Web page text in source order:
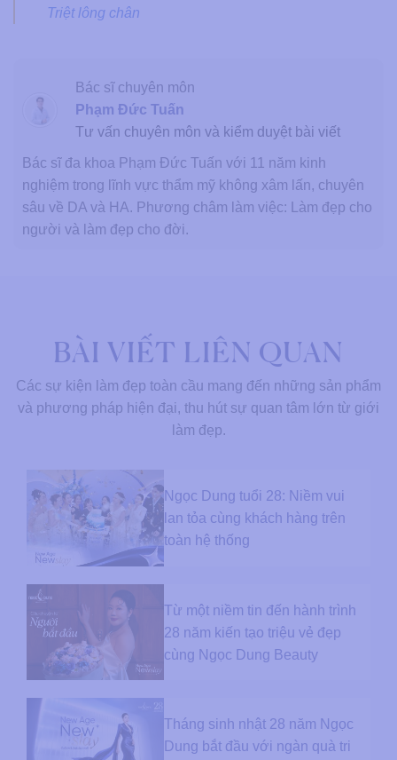
Triệt lông chân
Bác sĩ chuyên môn
Phạm Đức Tuấn
Tư vấn chuyên môn và kiểm duyệt bài viết
Bác sĩ đa khoa Phạm Đức Tuấn với 11 năm kinh
nghiệm trong lĩnh vực thẩm mỹ không xâm lấn, chuyên
sâu về DA và HA. Phương châm làm việc: Làm đẹp cho
người và làm đẹp cho đời.
BÀI VIẾT LIÊN QUAN
Các sự kiện làm đẹp toàn cầu mang đến những sản phẩm
và phương pháp hiện đại, thu hút sự quan tâm lớn từ giới
làm đẹp.
Ngọc Dung tuổi 28: Niềm vui
lan tỏa cùng khách hàng trên
toàn hệ thống
Từ một niềm tin đến hành trình
28 năm kiến tạo triệu vẻ đẹp
cùng Ngọc Dung Beauty
Tháng sinh nhật 28 năm Ngọc
Dung bắt đầu với ngàn quà tri